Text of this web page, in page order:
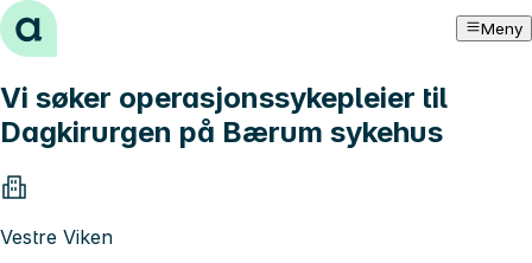
Hopp til innhold Meny
Vi søker operasjonssykepleier til
Dagkirurgen på Bærum sykehus
Vestre Viken